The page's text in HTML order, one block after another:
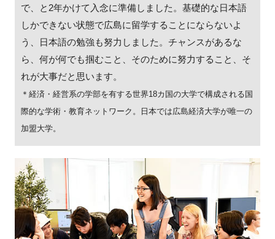
で、と2年かけて入念に準備しました。基礎的な日本語
しかできない状態で広島に留学することにならないよ
う、日本語の勉強も努力しました。チャンスがあるな
ら、何が何でも掴むこと、そのために努力すること、そ
れが大事だと思います。
＊経済・経営系の学部を有する世界18カ国の大学で構成される国
際的な学術・教育ネットワーク。日本では広島経済大学が唯一の
加盟大学。